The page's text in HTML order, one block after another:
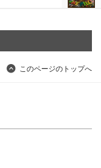
このページのトップへ